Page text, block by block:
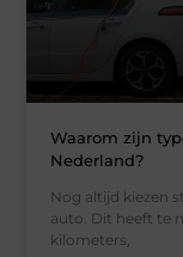
Waarom zijn
Nederland?
Nog altijd kiezen
auto. Dit heeft te
kilometers,